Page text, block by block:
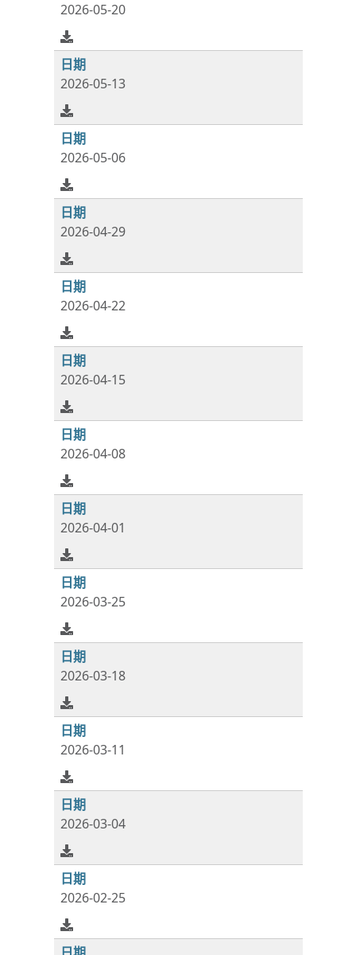
2026-05-20
2026-05-13
2026-05-06
2026-04-29
2026-04-22
2026-04-15
2026-04-08
2026-04-01
2026-03-25
2026-03-18
2026-03-11
2026-03-04
2026-02-25